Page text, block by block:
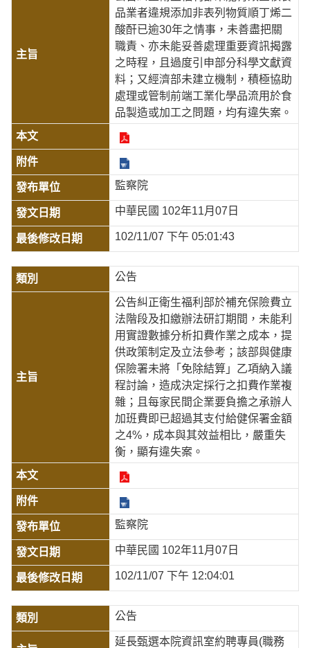
品業者違規添加非表列物質順丁烯二
酸酐已逾30年之情事，未善盡把關
職責、亦未能妥善處理重要資訊揭露
之時程，且過度引申部分科學文獻資
料；又經濟部未建立機制，積極協助
處理或管制前端工業化學品流用於食
品製造或加工之問題，均有違失案。
監察院
中華民國 102年11月07日
102/11/07 下午 05:01:43
公告
公告糾正衛生福利部於補充保險費立
法階段及扣繳辦法研訂期間，未能利
用實證數據分析扣費作業之成本，提
供政策制定及立法參考；該部與健康
保險署未將「免除結算」乙項納入議
程討論，造成決定採行之扣費作業複
雜；且每家民間企業要負擔之承辦人
加班費即已超過其支付給健保署金額
之4%，成本與其效益相比，嚴重失
衡，顯有違失案。
監察院
中華民國 102年11月07日
102/11/07 下午 12:04:01
公告
延長甄選本院資訊室約聘專員(職務